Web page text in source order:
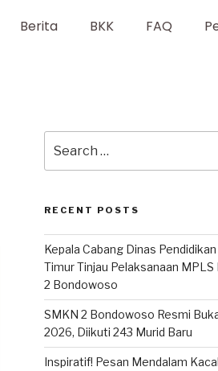
Berita BKK FAQ
RECENT POSTS
Kepala Cabang Dinas
Timur Tinjau Pelaksanaan MPLS
2 Bondowoso
SMKN 2 Bondowoso Resmi
2026, Diikuti 243 Murid Baru
Inspiratif! Pesan Mendalam